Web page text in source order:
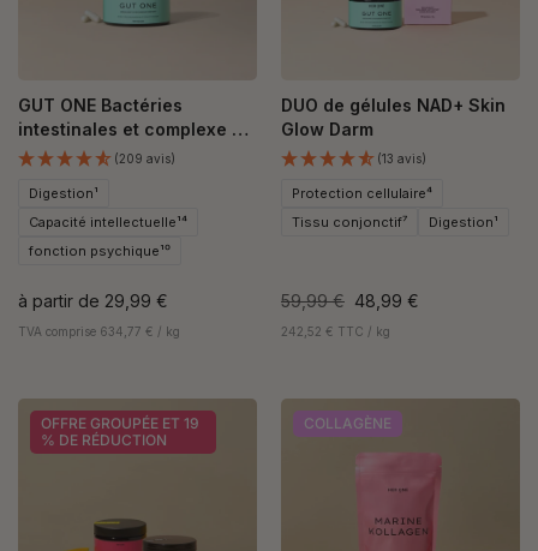
GUT ONE Bactéries
intestinales et complexe de
vitamines B (209 avis)
Digestion¹
Capacité intellectuelle¹⁴
fonction psychique¹⁰
à partir de 29,99 €
TVA comprise 634,77 € / kg
DUO de gélules NAD+ Skin
Glow Darm
(13 avis)
Protection cellulaire⁴
Tissu conjonctif⁷
Digestion¹
59,99 € 48,99 €
242,52 € TTC / kg
OFFRE GROUPÉE ET 19
% DE RÉDUCTION
COLLAGÈNE